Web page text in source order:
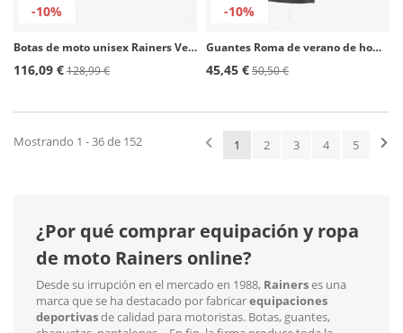
-10%
Botas de moto unisex Rainers Verona marrón
116,09 €128,99 €
-10%
Guantes Roma de verano de hombre color negro de Rainers
45,45 €50,50 €
1 2 3 4 5
Mostrando 1 - 36 de 152
¿Por qué comprar equipación y ropa
de moto Rainers online?
Desde su irrupción en el mercado en 1988, Rainerses una
marca que se ha destacado por fabricarequipaciones
deportivasde calidad para motoristas. Botas, guantes,